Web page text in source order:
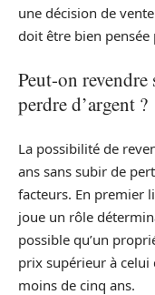
une décision de
doit être bien pensée
Peut-on revendre
perdre d’argent ?
La possibilité de
ans sans subir de
facteurs. En premier
joue un rôle
possible qu’un
prix supérieur à celui
moins de cinq ans.